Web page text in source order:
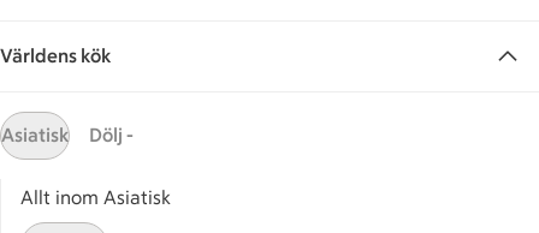
Världens kök
Asiatisk Dölj -
Allt inom Asiatisk